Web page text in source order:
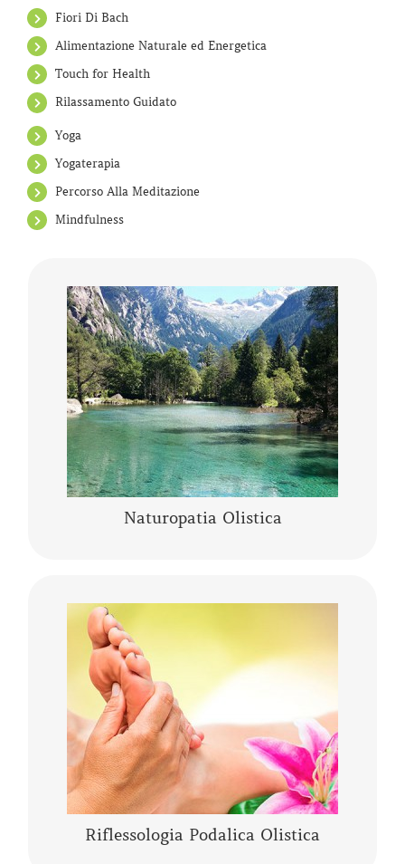
Fiori Di Bach
Alimentazione Naturale ed Energetica
Touch for Health
Rilassamento Guidato
Yoga
Yogaterapia
Percorso Alla Meditazione
Mindfulness
Naturopatia Olistica
Che cos’è la Naturopatia e di cosa si occupa?
Secondo quanto enunciato nel 2010
dall’Organizzazione Mondiale della Salute, …
CONTINUA A LEGGERE
Riflessologia Podalica Olistica
La riflessologia podalica olistica è uno
strumento sia di analisi che di trattamento. I
piedi pur essendo una piccola parte del corpo
umano, rappresentano l’individuo nella sua
……
CONTINUA A LEGGERE